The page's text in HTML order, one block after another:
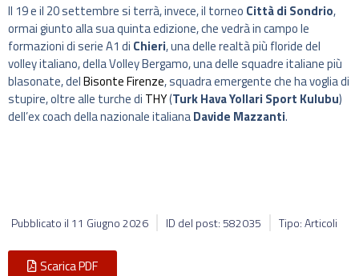
Il 19 e il 20 settembre si terrà, invece, il torneo Città di Sondrio,
ormai giunto alla sua quinta edizione, che vedrà in campo le
formazioni di serie A1 di Chieri, una delle realtà più floride del
volley italiano, della Volley Bergamo, una delle squadre italiane più
blasonate, delBisonte Firenze, squadra emergente che ha voglia di
stupire, oltre alle turche di THY(Turk Hava Yollari Sport Kulubu)
dell’ex coach della nazionale italianaDavide Mazzanti.
Pubblicato il 11 Giugno 2026 ID del post: 582035 Tipo: Articoli
Scarica PDF